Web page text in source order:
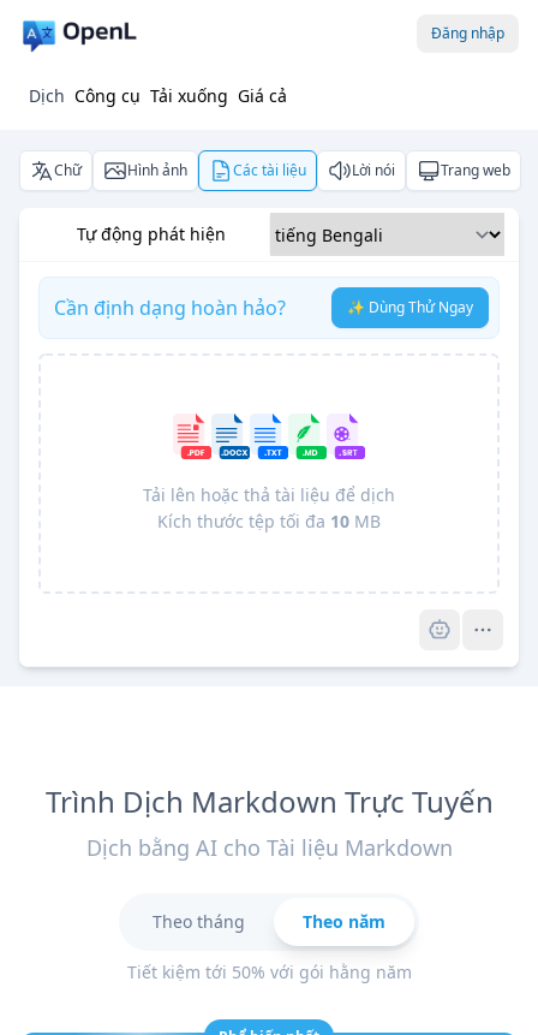
Đăng nhập
Dịch Công cụ Tải xuống Giá cả
Chữ Hình ảnh Các tài liệu Lời nói Trang web
Tự động phát hiện
Cần định dạng hoàn hảo? ✨ Dùng Thử Ngay
Tải lên hoặc thả tài liệu để dịch
Kích thước tệp tối đa 10 MB
Trình Dịch Markdown Trực Tuyến
Dịch bằng AI cho Tài liệu Markdown
Theo tháng Theo năm
Tiết kiệm tới 50% với gói hằng năm